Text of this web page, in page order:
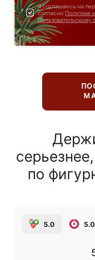
Я соглашаюсь на
согласно Политике
Пользовательскому
по
5.0 5.0